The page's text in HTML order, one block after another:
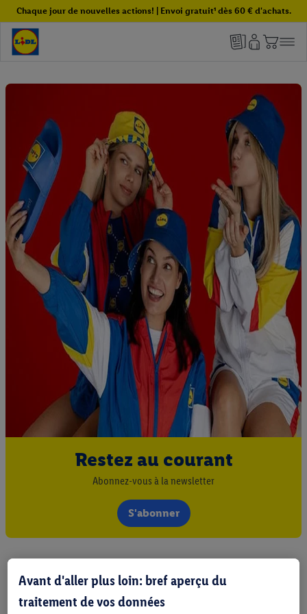
Chaque jour de nouvelles actions! | Envoi gratuit¹ dès 60 € d'achats.
Restez au courant
Abonnez-vous à la newsletter
S'abonner
Avant d'aller plus loin: bref aperçu du
traitement de vos données